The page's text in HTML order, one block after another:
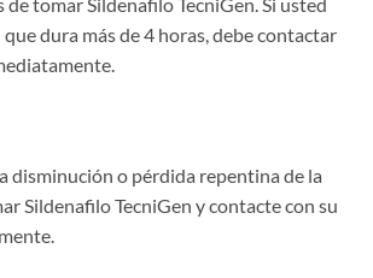
tomar Sildenafilo TecniGen. Si usted
dura más de 4 horas, debe contactar
disminución o pérdida repentina de la
Sildenafilo TecniGen y contacte con su